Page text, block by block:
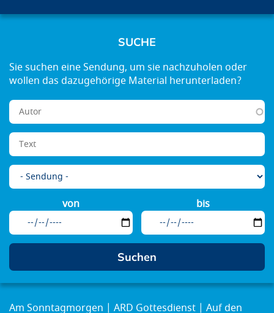
SUCHE
von bis
Am Sonntagmorgen ARD Gottesdienst Auf den